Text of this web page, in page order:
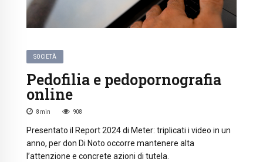
SOCIETÀ
Pedofilia e pedopornografia
online
8 min 908
Presentato il Report 2024 di Meter: triplicati i video in un
anno, per don Di Noto occorre mantenere alta
l’attenzione e concrete azioni di tutela.